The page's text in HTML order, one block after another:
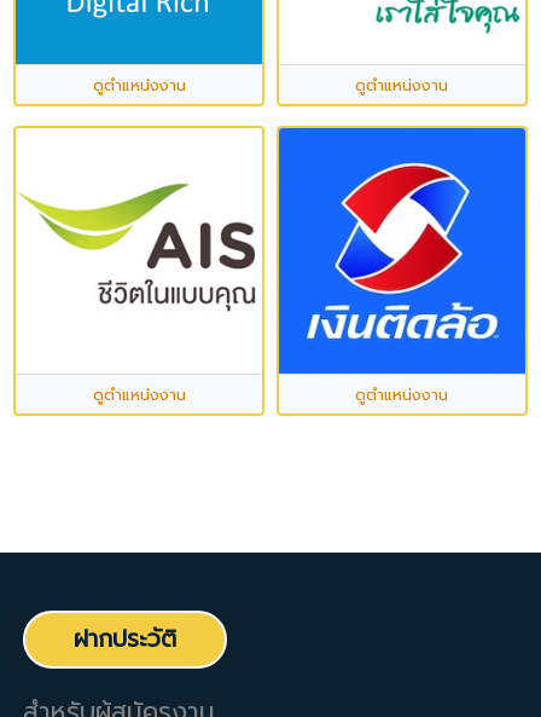
ดูตำแหน่งงาน ดูตำแหน่งงาน
ดูตำแหน่งงาน ดูตำแหน่งงาน
ฝากประวัติ